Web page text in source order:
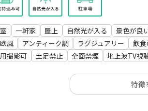
ァ、
チン、
器具各種、
ジ、
器、
スター、
一軒家 屋上 自然光が入る 景色が良
風
アンティーク調 ラグジュアリー 飲食
撮影可
土足禁止 全面禁煙 地上波TV視
特徴